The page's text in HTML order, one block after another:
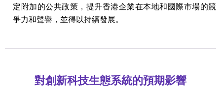
定附加的公共政策，提升香港企業在本地和國際市場的競
爭力和聲譽，並得以持續發展。
對創新科技生態系統的預期影響